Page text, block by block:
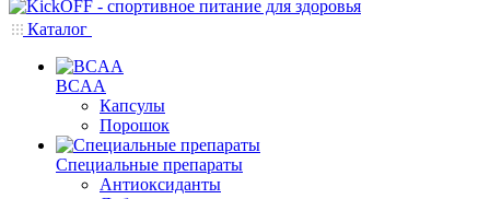
Каталог
BCAA
Капсулы
Порошок
Cпециальные препараты
Антиоксиданты